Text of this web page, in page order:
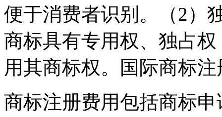
便于消费者识别。（2）
商标具有专用权、独占
用其商标权。国际商标
商标注册费用包括商标